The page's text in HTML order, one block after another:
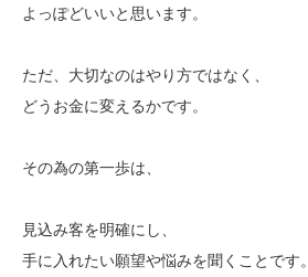
よっぽどいいと思います。
ただ、大切なのはやり方ではなく、
どうお金に変えるかです。
その為の第一歩は、
見込み客を明確にし、
手に入れたい願望や悩みを聞くことです。